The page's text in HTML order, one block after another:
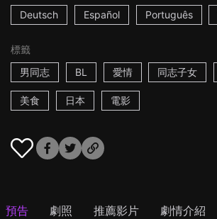
Deutsch Español Português
標籤
男同志
BL 愛情 同志子女
美食 日本 電影
預告 劇照 推薦影片 劇情介紹